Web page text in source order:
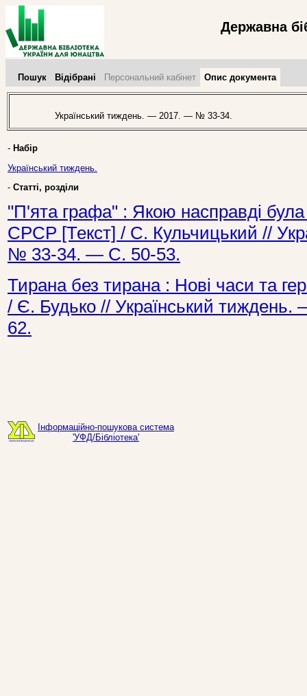
Державна
Пошук Відібрані Персональний кабінет Опис документа
Український тиждень. — 2017. — № 33-34.
- Набір
Український тиждень.
- Статті, розділи
"П'ята графа" : Якою насправді була
СРСР [Текст] / С. Кульчицький //
№ 33-34. — С. 50-53.
Тирана без тирана : Нові часи та
/ Є. Будько // Український
62.
Інформаційно-пошукова система
'УФД/Бібліотека'